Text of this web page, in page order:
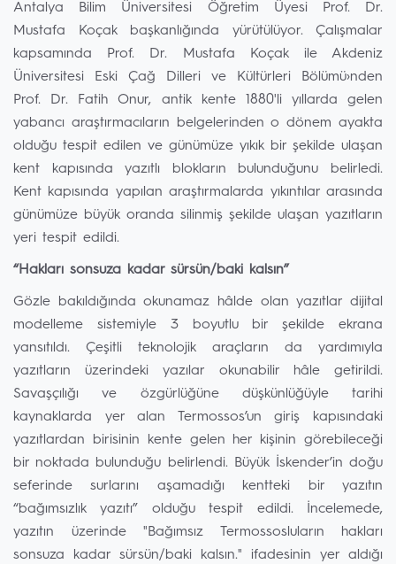
Antalya Bilim Üniversitesi Öğretim Üyesi Prof. Dr.
Mustafa Koçak başkanlığında yürütülüyor. Çalışmalar
kapsamında Prof. Dr. Mustafa Koçak ile Akdeniz
Üniversitesi Eski Çağ Dilleri ve Kültürleri Bölümü›nden
Prof. Dr. Fatih Onur, antik kente 1880'li yıllarda gelen
yabancı araştırmacıların belgelerinden o dönem ayakta
olduğu tespit edilen ve günümüze yıkık bir şekilde ulaşan
kent kapısında yazıtlı blokların bulunduğunu belirledi.
Kent kapısında yapılan araştırmalarda yıkıntılar arasında
günümüze büyük oranda silinmiş şekilde ulaşan yazıtların
yeri tespit edildi.
“Hakları sonsuza kadar sürsün/baki kalsın”
Gözle bakıldığında okunamaz hâlde olan yazıtlar dijital
modelleme sistemiyle 3 boyutlu bir şekilde ekrana
yansıtıldı. Çeşitli teknolojik araçların da yardımıyla
yazıtların üzerindeki yazılar okunabilir hâle getirildi.
Savaşçılığı ve özgürlüğüne düşkünlüğüyle tarihi
kaynaklarda yer alan Termossos’un giriş kapısındaki
yazıtlardan birisinin kente gelen her kişinin görebileceği
bir noktada bulunduğu belirlendi. Büyük İskender’in doğu
seferinde surlarını aşamadığı kentteki bir yazıtın
“bağımsızlık yazıtı” olduğu tespit edildi. İncelemede,
yazıtın üzerinde "Bağımsız Termossosluların hakları
sonsuza kadar sürsün/baki kalsın." ifadesinin yer aldığı